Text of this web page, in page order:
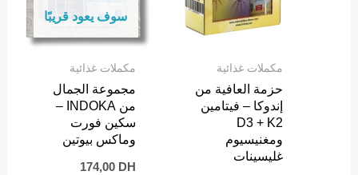
مكملات غذائية
حزمة العافية من
إندوكا – فيتامين
D3 + K2
ومغنيسيوم
غليسينات
سوف يعود قريبًا
مكملات غذائية
مجموعة الجمال
من INDOKA –
سكين فورت
وماكس بيوتين
174,00 DH